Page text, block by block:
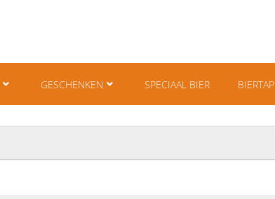
GESCHENKEN SPECIAAL BIER BIERTAP